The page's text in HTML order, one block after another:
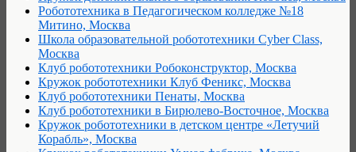
Робототехника в Педагогическом колледже №18
Митино, Москва
Школа образовательной робототехники Cyber Class,
Москва
Клуб робототехники Робоконструктор, Москва
Кружок робототехники Клуб Феникс, Москва
Клуб робототехники Пенаты, Москва
Клуб робототехники в Бирюлево-Восточное, Москва
Кружок робототехники в детском центре «Летучий
Корабль», Москва